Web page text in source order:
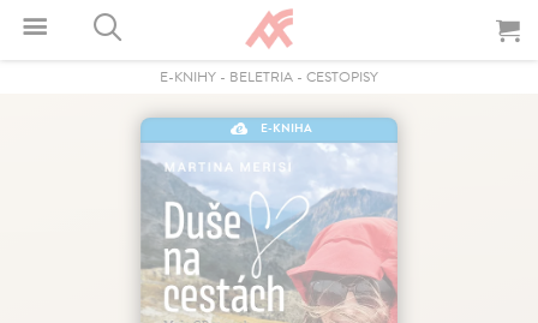
E-KNIHY - BELETRIA - CESTOPISY
E-KNIHA